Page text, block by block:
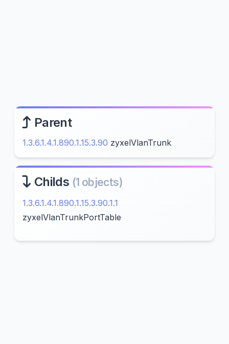
Parent
1.3.6.1.4.1.890.1.15.3.90 zyxelVlanTrunk
Childs (1 objects)
1.3.6.1.4.1.890.1.15.3.90.1.1
zyxelVlanTrunkPortTable